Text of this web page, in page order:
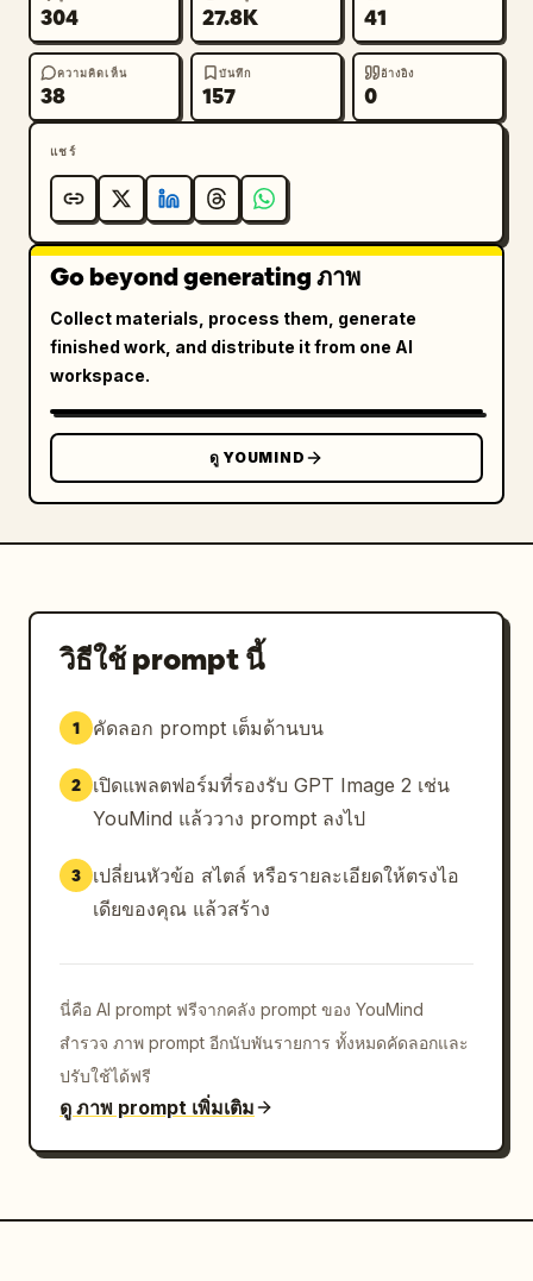
304 27.8K 41
ความคิดเห็น
38
บันทึก
157
อ้างอิง
0
แชร์
Go beyond generating ภาพ
Collect materials, process them, generate
finished work, and distribute it from one AI
workspace.
ดู YOUMIND
วิธีใช้ prompt นี้
1 คัดลอก prompt เต็มด้านบน
2
เปิดแพลตฟอร์มที่รองรับ GPT Image 2 เช่น
YouMind แล้ววาง prompt ลงไป
3
เปลี่ยนหัวข้อ สไตล์ หรือรายละเอียดให้ตรงไอ
เดียของคุณ แล้วสร้าง
นี่คือ AI prompt ฟรีจากคลัง prompt ของ YouMind
สำรวจ ภาพ prompt อีกนับพันรายการ ทั้งหมดคัดลอกและ
ปรับใช้ได้ฟรี
ดู ภาพ prompt เพิ่มเติม